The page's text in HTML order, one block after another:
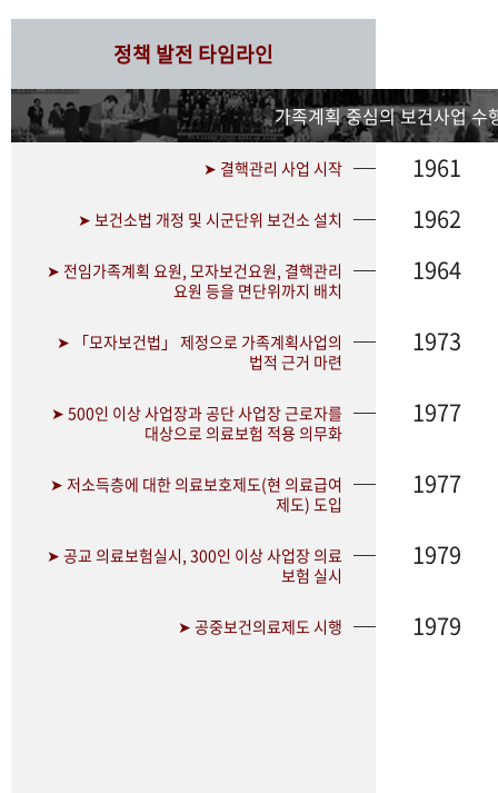
정책 발전 타임라인
가족계획 중심의 보건사업 수
➤ 결핵관리 사업 시작 1961
➤ 보건소법 개정 및 시군단위 보건소 설치 1962
➤ 전임가족계획 요원, 모자보건요원, 결핵관리
요원 등을 면단위까지 배치
1964
➤ 「모자보건법」 제정으로 가족계획사업의
법적 근거 마련
1973
➤ 500인 이상 사업장과 공단 사업장 근로자를
대상으로 의료보험 적용 의무화
1977
➤ 저소득층에 대한 의료보호제도(현 의료급여
제도) 도입
1977
➤ 공교 의료보험실시, 300인 이상 사업장 의료
보험 실시
1979
➤ 공중보건의료제도 시행 1979